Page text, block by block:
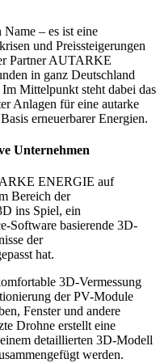
– es ist eine
und Preissteigerungen
Partner AUTARKE
in ganz Deutschland
Mittelpunkt steht dabei das
Anlagen für eine autarke
erneuerbarer Energien.
Unternehmen
ENERGIE auf
Bereich der
ins Spiel, ein
Software basierende 3D-
der
hat.
3D-Vermessung
der PV-Module
Fenster und andere
Drohne erstellt eine
detaillierten 3D-Modell
werden.